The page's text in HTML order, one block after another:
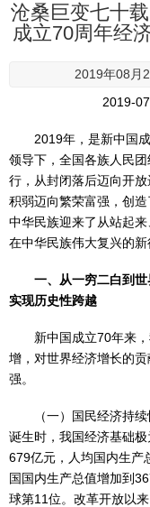
沧桑巨变七十
成立70周年经
2019年08月
2019-
2019年，是新中国
领导下，全国各族人民
行，从封闭落后迈向开
积弱迈向繁荣富强，创
中华民族迎来了从站起
在中华民族伟大复兴的新
一、从一穷二白到
实现历史性跨越
新中国成立70年来
增，对世界经济增长的
强。
（一）国民经济持
诞生时，我国经济基础
679亿元，人均国内生产
国国内生产总值增加到
球第11位。改革开放以